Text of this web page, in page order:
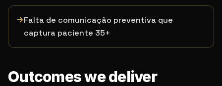
→Falta de comunicação preventiva que
captura paciente 35+
Outcomes we deliver